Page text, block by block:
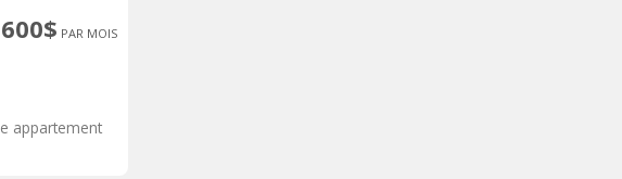
PAR MOIS
appartement